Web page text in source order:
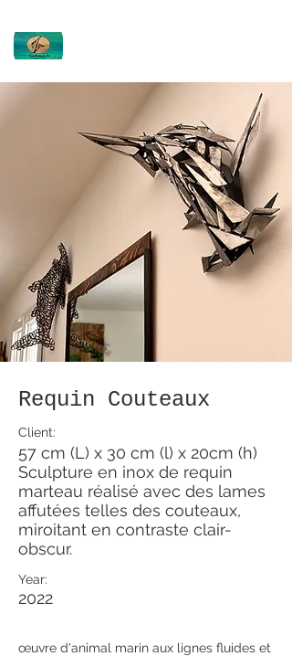
Requin Couteaux
Client:
57 cm (L) x 30 cm (l) x 20cm (h)
Sculpture en inox de requin
marteau réalisé avec des lames
affutées telles des couteaux,
miroitant en contraste clair-
obscur.
Year:
2022
œuvre d'animal marin aux lignes fluides et